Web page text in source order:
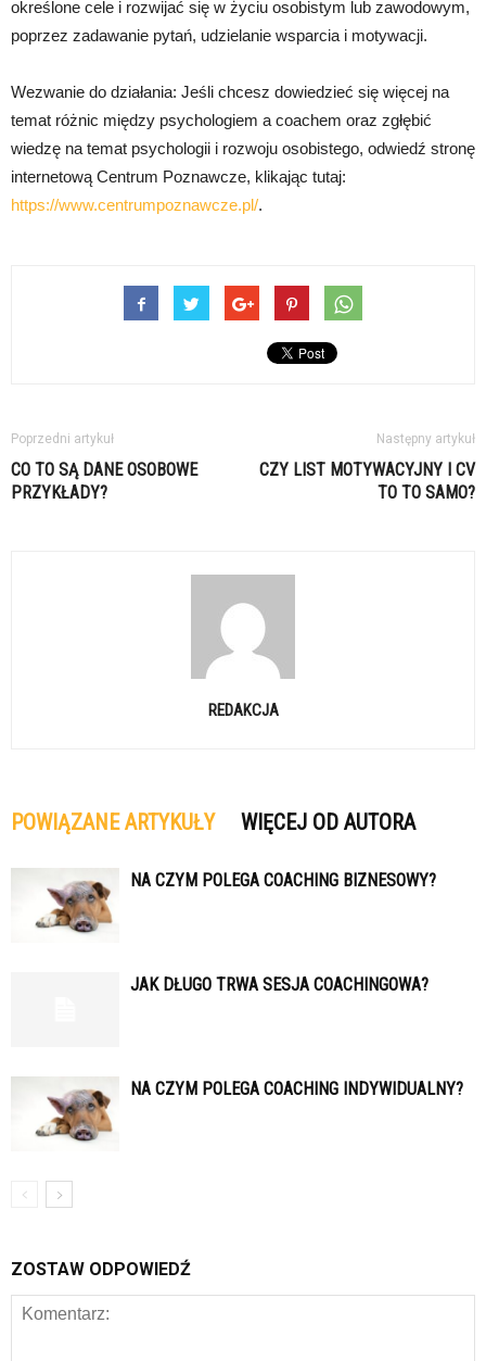
określone cele i rozwijać się w życiu osobistym lub zawodowym,
poprzez zadawanie pytań, udzielanie wsparcia i motywacji.
Wezwanie do działania: Jeśli chcesz dowiedzieć się więcej na
temat różnic między psychologiem a coachem oraz zgłębić
wiedzę na temat psychologii i rozwoju osobistego, odwiedź stronę
internetową Centrum Poznawcze, klikając tutaj:
https://www.centrumpoznawcze.pl/.
Poprzedni artykuł
CO TO SĄ DANE OSOBOWE
PRZYKŁADY?
Następny artykuł
CZY LIST MOTYWACYJNY I CV
TO TO SAMO?
REDAKCJA
POWIĄZANE ARTYKUŁY WIĘCEJ OD AUTORA
NA CZYM POLEGA COACHING BIZNESOWY?
JAK DŁUGO TRWA SESJA COACHINGOWA?
NA CZYM POLEGA COACHING INDYWIDUALNY?
ZOSTAW ODPOWIEDŹ